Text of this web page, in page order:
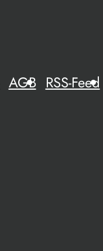
AGB RSS-Feed